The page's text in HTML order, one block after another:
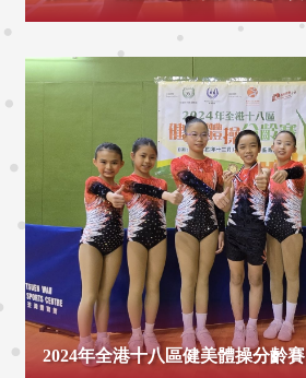
2024年全港十八區健美體操分齡賽